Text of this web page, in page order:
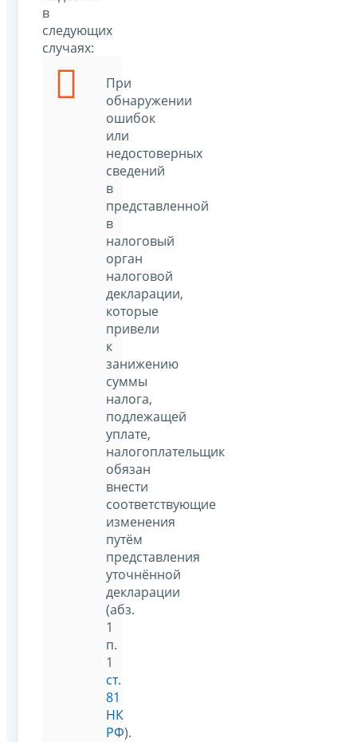
в
следующих
случаях:
При
обнаружении
ошибок
или
недостоверных
сведений
в
представленной
в
налоговый
орган
налоговой
декларации,
которые
привели
к
занижению
суммы
налога,
подлежащей
уплате,
налогоплательщик
обязан
внести
соответствующие
изменения
путём
представления
уточнённой
декларации
(абз.
1
п.
1
ст.
81
НК
РФ).